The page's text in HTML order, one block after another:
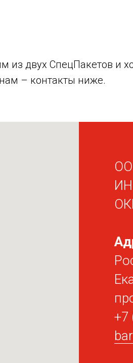
из двух СпецПакетов и
– контакты ниже.
+7